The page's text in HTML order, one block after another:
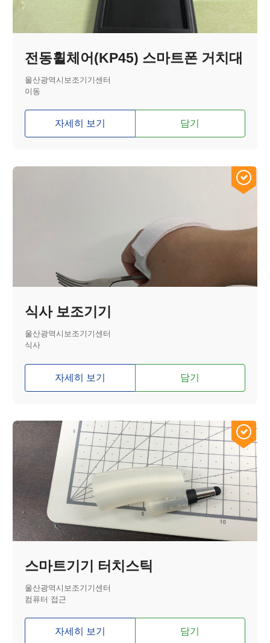
전동휠체어(KP45) 스마트폰 거치대
울산광역시보조기기센터
이동
자세히 보기 담기
식사 보조기기
울산광역시보조기기센터
식사
자세히 보기 담기
스마트기기 터치스틱
울산광역시보조기기센터
컴퓨터 접근
자세히 보기 담기